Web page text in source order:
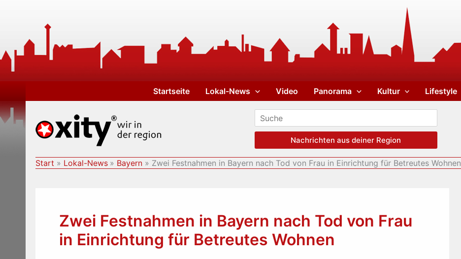
Startseite Lokal-News Video Panorama Kultur Lifestyle
Nachrichten aus deiner Region
Start Lokal-News Bayern Zwei Festnahmen in Bayern nach Tod von Frau in Einrichtung für Betreutes Wohnen
Zwei Festnahmen in Bayern nach Tod von Frau
in Einrichtung für Betreutes Wohnen